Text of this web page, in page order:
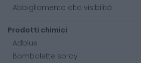
Abbigliamento alta visibilità
Prodotti chimici
Adblue
Bombolette spray